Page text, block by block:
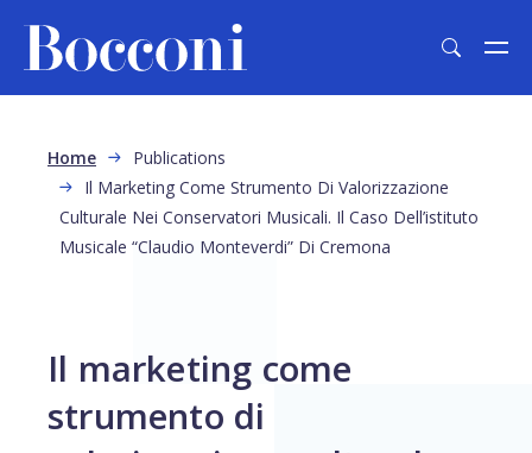
Breadcrumb
Home
Publications
Il Marketing Come Strumento Di Valorizzazione
Culturale Nei Conservatori Musicali. Il Caso Dell’istituto
Musicale “Claudio Monteverdi” Di Cremona
Il marketing come
strumento di